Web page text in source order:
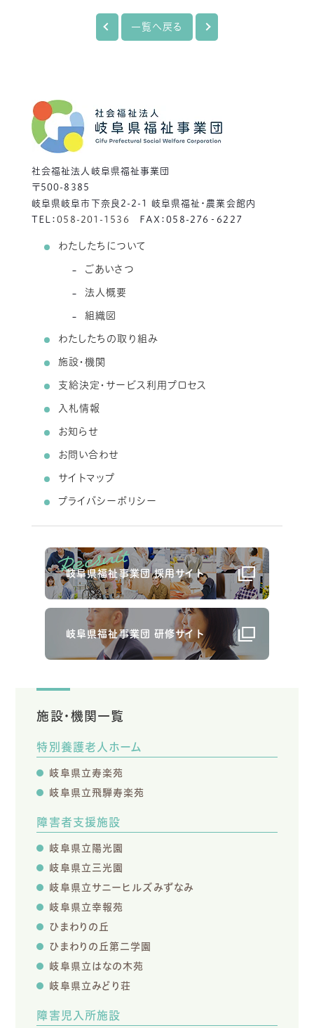
一覧へ戻る
社会福祉法人岐阜県福祉事業団
〒500-8385
岐阜県岐阜市下奈良2-2-1 岐阜県福祉・農業会館内
TEL：058-201-1536 FAX：058-276‐6227
わたしたちについて
ごあいさつ
法人概要
組織図
わたしたちの取り組み
施設・機関
支給決定・サービス利用プロセス
入札情報
お知らせ
お問い合わせ
サイトマップ
プライバシーポリシー
岐阜県福祉事業団 採用サイト
岐阜県福祉事業団 研修サイト
施設・機関一覧
特別養護老人ホーム
岐阜県立寿楽苑
岐阜県立飛騨寿楽苑
障害者支援施設
岐阜県立陽光園
岐阜県立三光園
岐阜県立サニーヒルズみずなみ
岐阜県立幸報苑
ひまわりの丘
ひまわりの丘第二学園
岐阜県立はなの木苑
岐阜県立みどり荘
障害児入所施設